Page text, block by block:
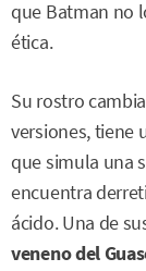
que Batman no
ética.
Su rostro
versiones, tiene
que simula una
encuentra
ácido. Una de
veneno del